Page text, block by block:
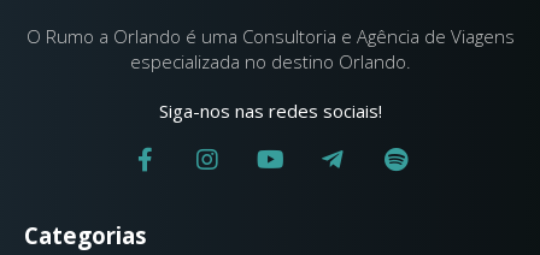
O Rumo a Orlando é uma Consultoria e Agência de Viagens
especializada no destino Orlando.
Siga-nos nas redes sociais!
Categorias